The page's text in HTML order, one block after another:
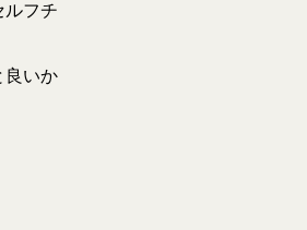
ルフチ
良いか